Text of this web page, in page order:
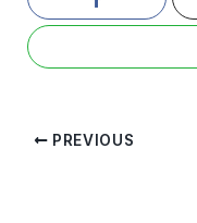
PREVIOUS